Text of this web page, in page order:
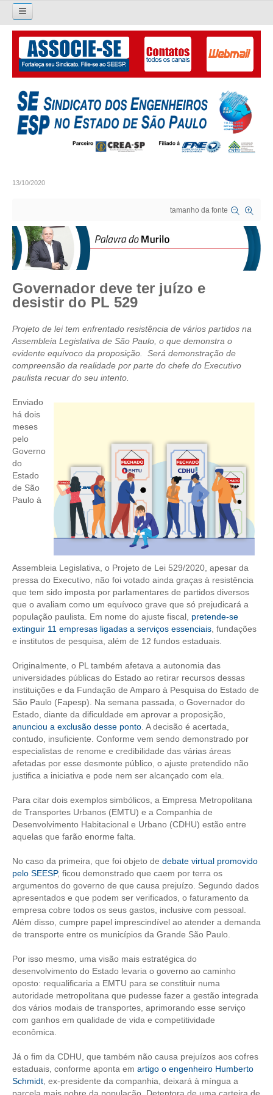
Pesquisar...
O SINDICATO
APRESENTAÇÃO
PALAVRA DO PRESIDENTE
GALERIA EX-PRESIDENTES
ORGANOGRAMA
CRESCE BRASIL
HISTÓRICO E ATUAÇÃO
COMPOSIÇÃO
PERSONALIDADES DA TECNOLOGIA
NÚCLEO DA MULHER ENGENHEIRA
TRANSPARÊNCIA
CONSULTORIA
ACORDOS, CONVENÇÕES E DISSÍDIOS
CONTRIBUIÇÕES
CONTRIBUIÇÃO ASSISTENCIAL
CONTRIBUIÇÃO ASSOCIATIVA OU ANUIDADE DE SÓCIO
CONTRIBUIÇÃO SINDICAL URBANA
REVISÃO DE APOSENTADORIA
FGTS EXPURGOS
FGTS CORREÇÃO
LEGISLAÇÃO
LEI 4.950-A/1966 – PISO SALARIAL
LEI 6.496/1977 – ART
HOMOLOGAÇÕES
PISO SALARIAL
FIQUE POR DENTRO
APRESENTAÇÃO
EMPREGO E ESTÁGIO
CARREIRA
NEWSLETTER
13/10/2020
tamanho da fonte
Governador deve ter juízo e
desistir do PL 529
Projeto de lei tem enfrentado resistência de vários partidos na
Assembleia Legislativa de São Paulo, o que demonstra o
evidente equívoco da proposição. Será demonstração de
compreensão da realidade por parte do chefe do Executivo
paulista recuar do seu intento.
Enviado
há dois
meses
pelo
Governo
do
Estado
de São
Paulo à
Assembleia Legislativa, o Projeto de Lei 529/2020, apesar da
pressa do Executivo, não foi votado ainda graças à resistência
que tem sido imposta por parlamentares de partidos diversos
que o avaliam como um equívoco grave que só prejudicará a
população paulista. Em nome do ajuste fiscal, pretende-se
extinguir 11 empresas ligadas a serviços essenciais , fundações
e institutos de pesquisa, além de 12 fundos estaduais.
Originalmente, o PL também afetava a autonomia das
universidades públicas do Estado ao retirar recursos dessas
instituições e da Fundação de Amparo à Pesquisa do Estado de
São Paulo (Fapesp). Na semana passada, o Governador do
Estado, diante da dificuldade em aprovar a proposição,
anunciou a exclusão desse ponto . A decisão é acertada,
contudo, insuficiente. Conforme vem sendo demonstrado por
especialistas de renome e credibilidade das várias áreas
afetadas por esse desmonte público, o ajuste pretendido não
justifica a iniciativa e pode nem ser alcançado com ela.
Para citar dois exemplos simbólicos, a Empresa Metropolitana
de Transportes Urbanos (EMTU) e a Companhia de
Desenvolvimento Habitacional e Urbano (CDHU) estão entre
aquelas que farão enorme falta.
No caso da primeira, que foi objeto de debate virtual promovido
pelo SEESP, ficou demonstrado que caem por terra os
argumentos do governo de que causa prejuízo. Segundo dados
apresentados e que podem ser verificados, o faturamento da
empresa cobre todos os seus gastos, inclusive com pessoal.
Além disso, cumpre papel imprescindível ao atender a demanda
de transporte entre os municípios da Grande São Paulo.
Por isso mesmo, uma visão mais estratégica do
desenvolvimento do Estado levaria o governo ao caminho
oposto: requalificaria a EMTU para se constituir numa
autoridade metropolitana que pudesse fazer a gestão integrada
dos vários modais de transportes, aprimorando esse serviço
com ganhos em qualidade de vida e competitividade
econômica.
Já o fim da CDHU, que também não causa prejuízos aos cofres
estaduais, conforme aponta em artigo o engenheiro Humberto
Schmidt , ex-presidente da companhia, deixará à míngua a